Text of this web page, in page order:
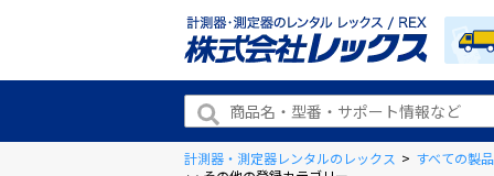
計測器・測定器レンタルのレックス > すべての製品